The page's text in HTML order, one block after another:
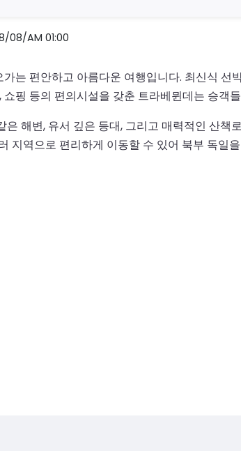
08/AM 01:00
는 편안하고 아름다운 여행입니다. 최신식 선
핑 등의 편의시설을 갖춘 트라베뮌데는 승객
해변, 유서 깊은 등대, 그리고 매력적인 산
지역으로 편리하게 이동할 수 있어 북부 독일